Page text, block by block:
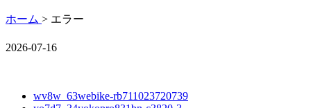
ホーム > エラー
2026-07-16
wv8w_63webike-rb711023720739